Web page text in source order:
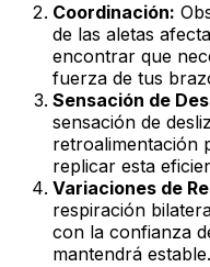
Coordinación:
de las aletas
encontrar que
fuerza de tus
Sensación de
sensación de
retroalimentación
replicar esta
Variaciones de
respiración
con la confianza
mantendrá estable.